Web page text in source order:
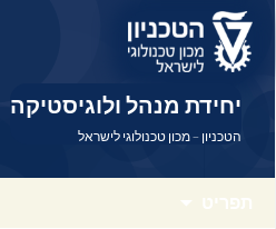
דלג לתוכן
דלג לניווט
יחידת מנהל ולוגיסטיקה
הטכניון – מכון טכנולוגי לישראל
תפריט